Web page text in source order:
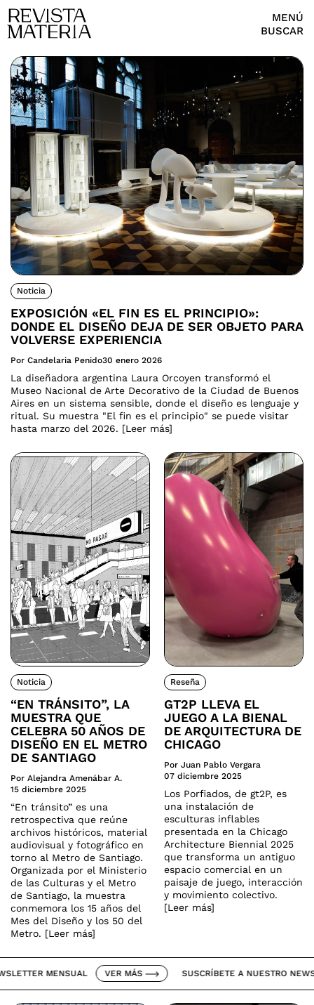
MENÚ
BUSCAR
Noticia
EXPOSICIÓN «EL FIN ES EL PRINCIPIO»:
DONDE EL DISEÑO DEJA DE SER OBJETO PARA
VOLVERSE EXPERIENCIA
Por Candelaria Penido30 enero 2026
La diseñadora argentina Laura Orcoyen transformó el
Museo Nacional de Arte Decorativo de la Ciudad de Buenos
Aires en un sistema sensible, donde el diseño es lenguaje y
ritual. Su muestra "El fin es el principio" se puede visitar
hasta marzo del 2026. [Leer más]
Noticia
“EN TRÁNSITO”, LA
MUESTRA QUE
CELEBRA 50 AÑOS DE
DISEÑO EN EL METRO
DE SANTIAGO
Por Alejandra Amenábar A.
15 diciembre 2025
“En tránsito” es una
retrospectiva que reúne
archivos históricos, material
audiovisual y fotográfico en
torno al Metro de Santiago.
Organizada por el Ministerio
de las Culturas y el Metro
de Santiago, la muestra
conmemora los 15 años del
Mes del Diseño y los 50 del
Metro. [Leer más]
Reseña
GT2P LLEVA EL
JUEGO A LA BIENAL
DE ARQUITECTURA DE
CHICAGO
Por Juan Pablo Vergara
07 diciembre 2025
Los Porfiados, de gt2P, es
una instalación de
esculturas inflables
presentada en la Chicago
Architecture Biennial 2025
que transforma un antiguo
espacio comercial en un
paisaje de juego, interacción
y movimiento colectivo.
[Leer más]
MENSUAL VER MÁS SUSCRÍBETE A NUESTRO